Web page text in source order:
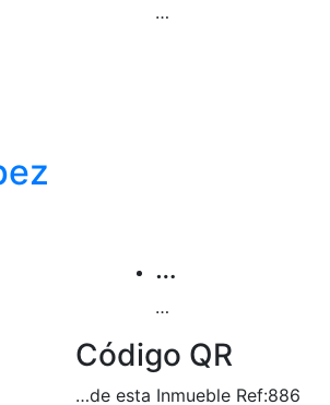
…
…
…
Código QR
…de esta Inmueble Ref:886